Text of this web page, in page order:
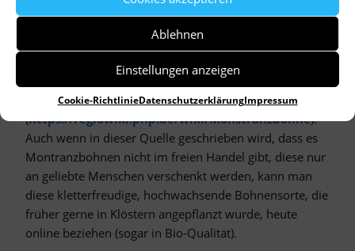
Ablehnen
Einstellungen anzeigen
Cookie-RichtlinieDatenschutzerklärungImpressum
eine, wohl regionale Besonderheit zu berichten:
„Landwirte vergraben vereinzelt solche
Monstranzbohnen zur Saatzeit auf dem Acker, damit
die Ernte sicher und reich ausfällt“
(https://regiowiki.pnp.de/wiki/Monstranzbohne).
Auch wenn in dieser Quelle geschrieben wird, dass es
Montranzbohnen nicht im freien Handel gibt, diese nur
an geliebte Menschen verschenkt werden, kann man
diese kletterfreudige, hochwachsende Bohnensorte, die
früher gerne in Klöstern angepflanzt wurde, heute
online beziehen (sogar in Bio-Qualität).